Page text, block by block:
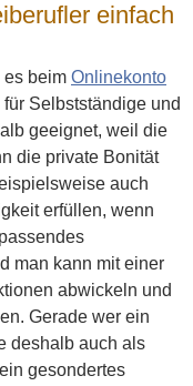
einfach
es beim Onlinekonto
Selbstständige und
geeignet, weil die
die private Bonität
auch
erfüllen, wenn
man kann mit einer
abwickeln und
Gerade wer ein
deshalb auch als
gesondertes